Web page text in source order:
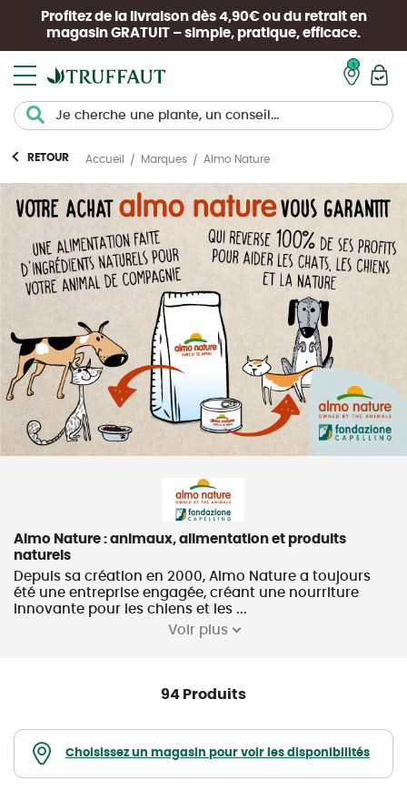
Profitez de la livraison dès 4,90€ ou du retrait en
magasin GRATUIT – simple, pratique, efficace.
RETOUR Accueil Marques Almo Nature
Almo Nature : animaux, alimentation et produits
naturels
Depuis sa création en 2000, Almo Nature a toujours
été une entreprise engagée, créant une nourriture
innovante pour les chiens et les ...
Voir plus
94 Produits
Choisissez un magasin pour voir les disponibilités